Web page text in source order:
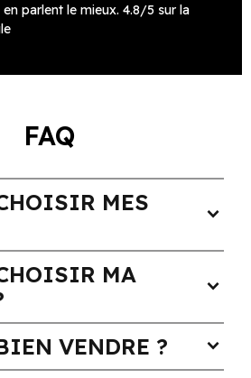
en parlent le mieux. 4.8/5 sur la
FAQ
MES
expand_more
MA
expand_more
VENDRE ? expand_more